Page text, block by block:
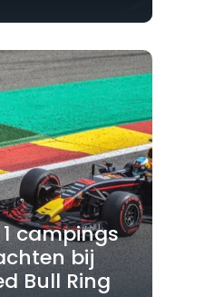
campings
bij
Bull Ring